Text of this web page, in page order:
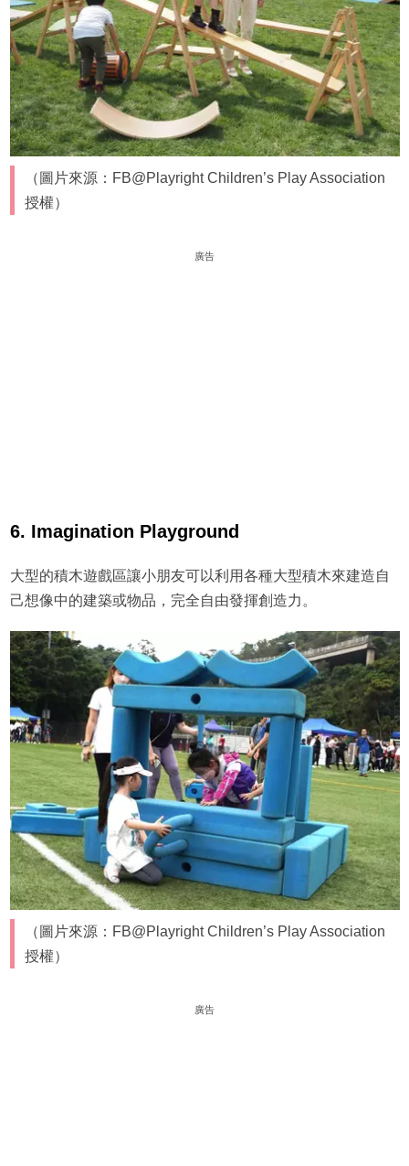
（圖片來源：FB@Playright Children’s Play Association
授權）
廣告
6. Imagination Playground
大型的積木遊戲區讓小朋友可以利用各種大型積木來建造自
己想像中的建築或物品，完全自由發揮創造力。
（圖片來源：FB@Playright Children’s Play Association
授權）
廣告